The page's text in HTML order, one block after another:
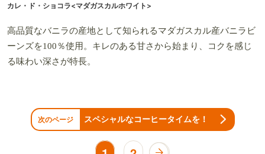
カレ・ド・ショコラ<マダガスカルホワイト>
高品質なバニラの産地として知られるマダガスカル産バニラビ
ーンズを100％使用。キレのある甘さから始まり、コクを感じ
る味わい深さが特長。
次のページ スペシャルなコーヒータイムを！